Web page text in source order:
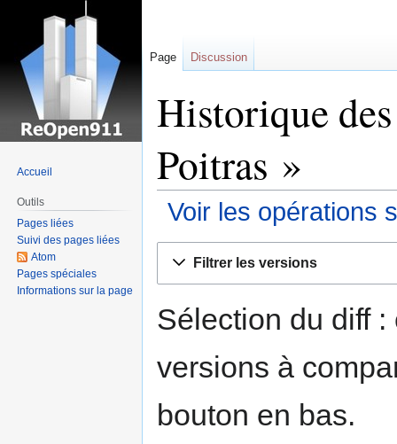
Historique
Poitras »
Voir les opérations
navigation
recherche
Filtrer les versions
Sélection du diff
versions à
bouton en bas.
Page Discussion
Accueil
Outils
Pages liées
Suivi des pages liées
Atom
Pages spéciales
Informations sur la page